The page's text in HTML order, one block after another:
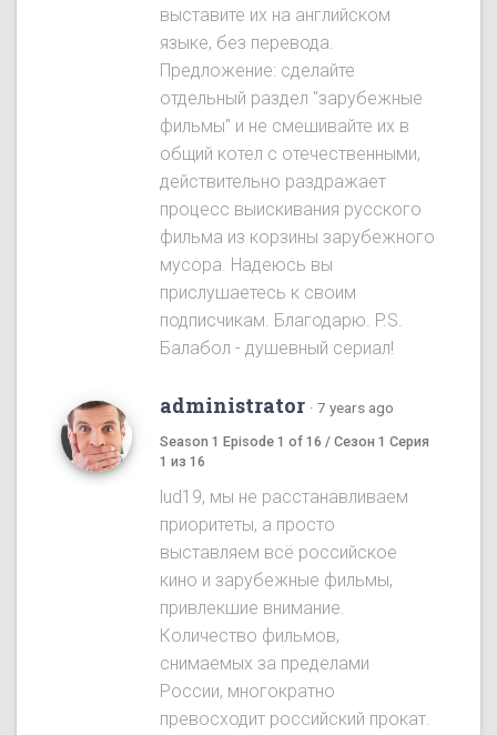
выставите их на английском
языке, без перевода.
Предложение: сделайте
отдельный раздел "зарубежные
фильмы" и не смешивайте их в
общий котел с отечественными,
действительно раздражает
процесс выискивания русского
фильма из корзины зарубежного
мусора. Надеюсь вы
прислушаетесь к своим
подписчикам. Благодарю. P.S.
Балабол - душевный сериал!
administrator · 7 years ago
Season 1 Episode 1 of 16 / Сезон 1 Серия
1 из 16
lud19, мы не расстанавливаем
приоритеты, а просто
выставляем всё российское
кино и зарубежные фильмы,
привлекшие внимание.
Количество фильмов,
снимаемых за пределами
России, многократно
превосходит российский прокат.